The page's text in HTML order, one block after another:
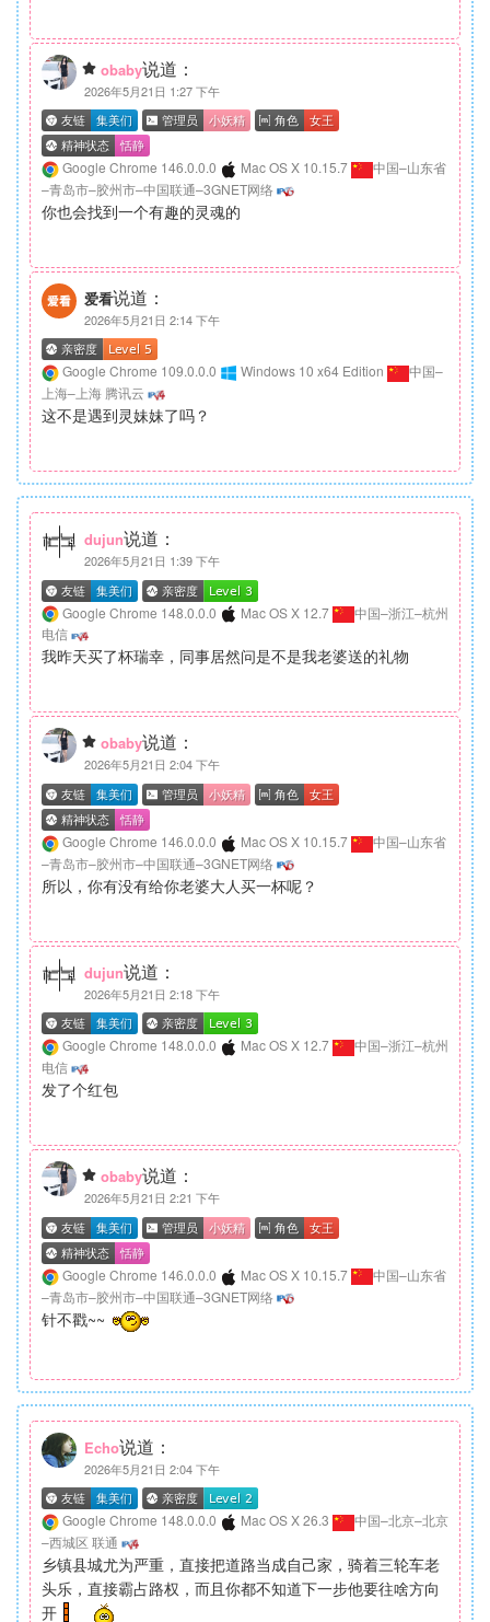
obaby说道：
2026年5月21日 1:27 下午
Google Chrome 146.0.0.0 Mac OS X 10.15.7
中国–山东省
–青岛市–胶州市–中国联通–3GNET网络
你也会找到一个有趣的灵魂的
爱看说道：
2026年5月21日 2:14 下午
Google Chrome 109.0.0.0 Windows 10 x64 Edition
中国–
上海–上海 腾讯云
这不是遇到灵妹妹了吗？
dujun说道：
2026年5月21日 1:39 下午
Google Chrome 148.0.0.0 Mac OS X 12.7
中国–浙江–杭州
电信
我昨天买了杯瑞幸，同事居然问是不是我老婆送的礼物
obaby说道：
2026年5月21日 2:04 下午
Google Chrome 146.0.0.0 Mac OS X 10.15.7
中国–山东省
–青岛市–胶州市–中国联通–3GNET网络
所以，你有没有给你老婆大人买一杯呢？
dujun说道：
2026年5月21日 2:18 下午
Google Chrome 148.0.0.0 Mac OS X 12.7
中国–浙江–杭州
电信
发了个红包
obaby说道：
2026年5月21日 2:21 下午
Google Chrome 146.0.0.0 Mac OS X 10.15.7
中国–山东省
–青岛市–胶州市–中国联通–3GNET网络
针不戳~~
Echo说道：
2026年5月21日 2:04 下午
Google Chrome 148.0.0.0 Mac OS X 26.3
中国–北京–北京
–西城区 联通
乡镇县城尤为严重，直接把道路当成自己家，骑着三轮车老
头乐，直接霸占路权，而且你都不知道下一步他要往啥方向
开